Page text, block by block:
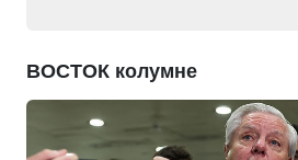
ВОСТОК колумне